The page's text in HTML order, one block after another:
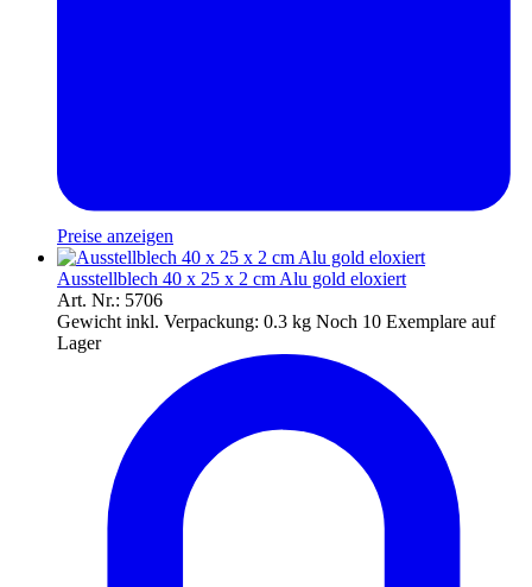
Preise anzeigen
Ausstellblech 40 x 25 x 2 cm Alu gold eloxiert
Art. Nr.: 5706
Gewicht inkl. Verpackung: 0.3 kg Noch 10 Exemplare auf
Lager